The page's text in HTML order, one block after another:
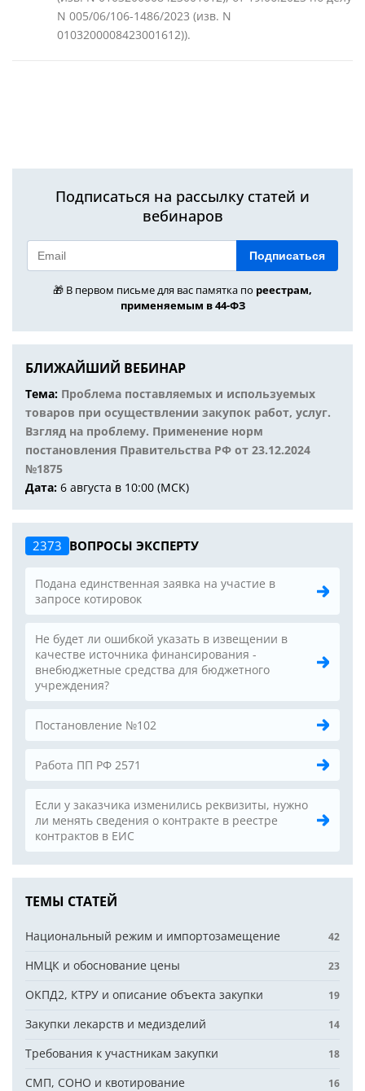
N 005/06/106-1486/2023 (изв. N
0103200008423001612)).
Подписаться на рассылку статей и
вебинаров
Подписаться
🎁 В первом письме для вас памятка по реестрам,
применяемым в 44-ФЗ
БЛИЖАЙШИЙ ВЕБИНАР
Тема: Проблема поставляемых и используемых
товаров при осуществлении закупок работ, услуг.
Взгляд на проблему. Применение норм
постановления Правительства РФ от 23.12.2024
№1875
Дата: 6 августа в 10:00 (МСК)
2373 ВОПРОСЫ ЭКСПЕРТУ
Подана единственная заявка на участие в
запросе котировок
Не будет ли ошибкой указать в извещении в
качестве источника финансирования -
внебюджетные средства для бюджетного
учреждения?
Постановление №102
Работа ПП РФ 2571
Если у заказчика изменились реквизиты, нужно
ли менять сведения о контракте в реестре
контрактов в ЕИС
ТЕМЫ СТАТЕЙ
Национальный режим и импортозамещение 42
НМЦК и обоснование цены 23
ОКПД2, КТРУ и описание объекта закупки 19
Закупки лекарств и медизделий 14
Требования к участникам закупки 18
СМП, СОНО и квотирование 16